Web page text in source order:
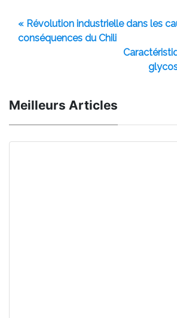
« Révolution industrielle dans les
conséquences du Chili
Meilleurs Articles